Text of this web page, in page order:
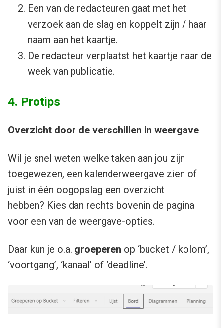
Een van de redacteuren gaat met het
verzoek aan de slag en koppelt zijn / haar
naam aan het kaartje.
De redacteur verplaatst het kaartje naar de
week van publicatie.
4. Protips
Overzicht door de verschillen in weergave
Wil je snel weten welke taken aan jou zijn
toegewezen, een kalenderweergave zien of
juist in één oogopslag een overzicht
hebben? Kies dan rechts bovenin de pagina
voor een van de weergave-opties.
Daar kun je o.a. groeperen op ‘bucket / kolom’,
‘voortgang’, ‘kanaal’ of ‘deadline’.